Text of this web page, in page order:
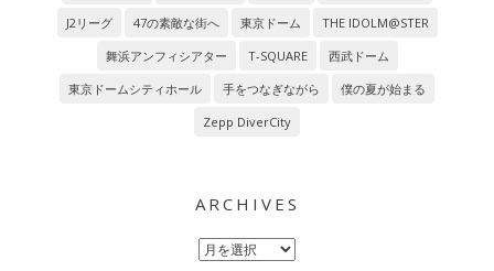
J2リーグ
47の素敵な街へ 東京ドーム
THE IDOLM@STER
舞浜アンフィシアター
T-SQUARE
西武ドーム
東京ドームシティホール
手をつなぎながら
僕の夏が始まる
Zepp DiverCity
ARCHIVES
Archives